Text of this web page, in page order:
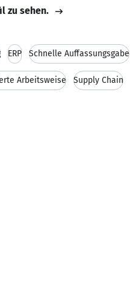
zu sehen.
ERP Schnelle Auffassungsgabe
Arbeitsweise Supply Chain